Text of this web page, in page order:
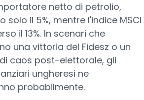
netto di petrolio,
solo il 5%, mentre l'indice MSCI
il 13%. In scenari che
una vittoria del Fidesz o un
caos post-elettorale, gli
ungheresi ne
probabilmente.